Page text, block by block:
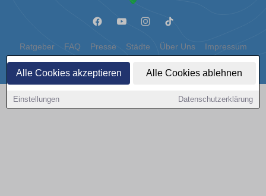
Alle Cookies akzeptieren Alle Cookies ablehnen
Einstellungen Datenschutzerklärung
Ratgeber FAQ Presse Städte Über Uns Impressum
Datenschutz Cookies
Copyright © 2000 - 2026 | 1A Infosysteme GmbH | Content by: 1a-sites-autos